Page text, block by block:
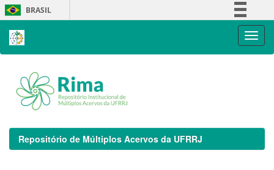
Skip
navigation
BRASIL
Repositório de Múltiplos Acervos da UFRRJ